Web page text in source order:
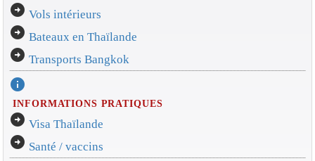
arrow_circle_right Vols intérieurs
arrow_circle_right Bateaux en Thaïlande
arrow_circle_right Transports Bangkok
info
INFORMATIONS PRATIQUES
arrow_circle_right Visa Thaïlande
arrow_circle_right Santé / vaccins